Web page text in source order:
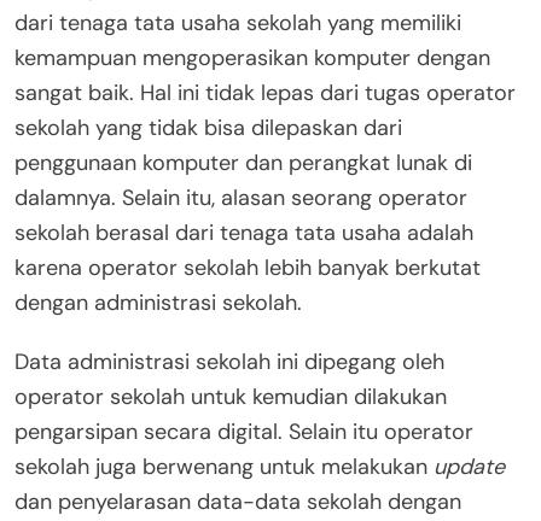
dari tenaga tata usaha sekolah yang memiliki
kemampuan mengoperasikan komputer dengan
sangat baik. Hal ini tidak lepas dari tugas operator
sekolah yang tidak bisa dilepaskan dari
penggunaan komputer dan perangkat lunak di
dalamnya. Selain itu, alasan seorang operator
sekolah berasal dari tenaga tata usaha adalah
karena operator sekolah lebih banyak berkutat
dengan administrasi sekolah.
Data administrasi sekolah ini dipegang oleh
operator sekolah untuk kemudian dilakukan
pengarsipan secara digital. Selain itu operator
sekolah juga berwenang untuk melakukan update
dan penyelarasan data-data sekolah dengan